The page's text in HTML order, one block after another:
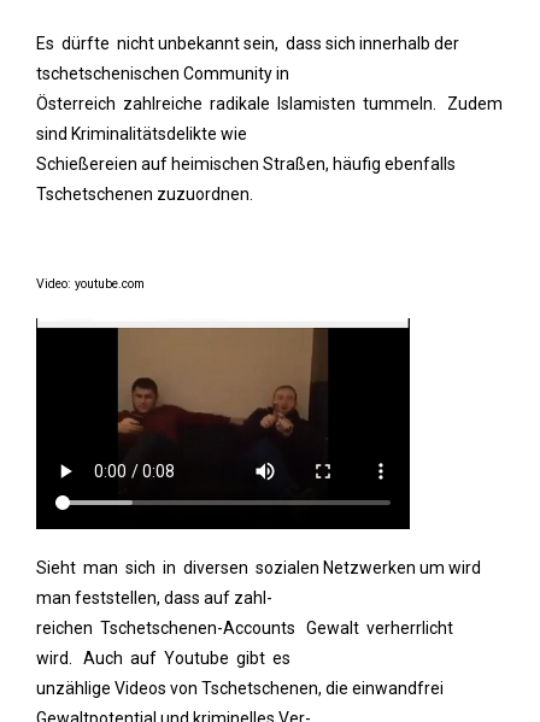
Es dürfte nicht unbekannt sein, dass sich innerhalb der
tschetschenischen Community in
Österreich zahlreiche radikale Islamisten tummeln. Zudem
sind Kriminalitätsdelikte wie
Schießereien auf heimischen Straßen, häufig ebenfalls
Tschetschenen zuzuordnen.
Video: youtube.com
Sieht man sich in diversen sozialen Netzwerken um wird
man feststellen, dass auf zahl-
reichen Tschetschenen-Accounts Gewalt verherrlicht
wird. Auch auf Youtube gibt es
unzählige Videos von Tschetschenen, die einwandfrei